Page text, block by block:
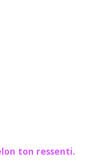
ton ressenti.